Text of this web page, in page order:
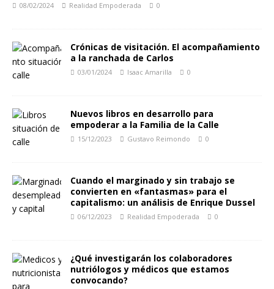
08/02/2024 Realidad Empoderada 0
Crónicas de visitación. El acompañamiento
a la ranchada de Carlos
03/01/2024 Isaac Amarilla 0
Nuevos libros en desarrollo para
empoderar a la Familia de la Calle
15/12/2023 Gustavo Reimondo 0
Cuando el marginado y sin trabajo se
convierten en «fantasmas» para el
capitalismo: un análisis de Enrique Dussel
06/12/2023 Realidad Empoderada 0
¿Qué investigarán los colaboradores
nutriólogos y médicos que estamos
convocando?